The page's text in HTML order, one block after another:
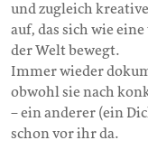
und zugleich
auf, das sich wie
der Welt bewegt.
Immer wieder
obwohl sie nach
– ein anderer (ein
schon vor ihr da.